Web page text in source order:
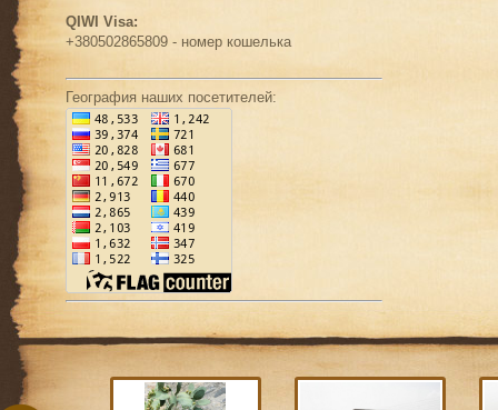
QIWI Visa:
+380502865809 - номер кошелька
География наших посетителей: